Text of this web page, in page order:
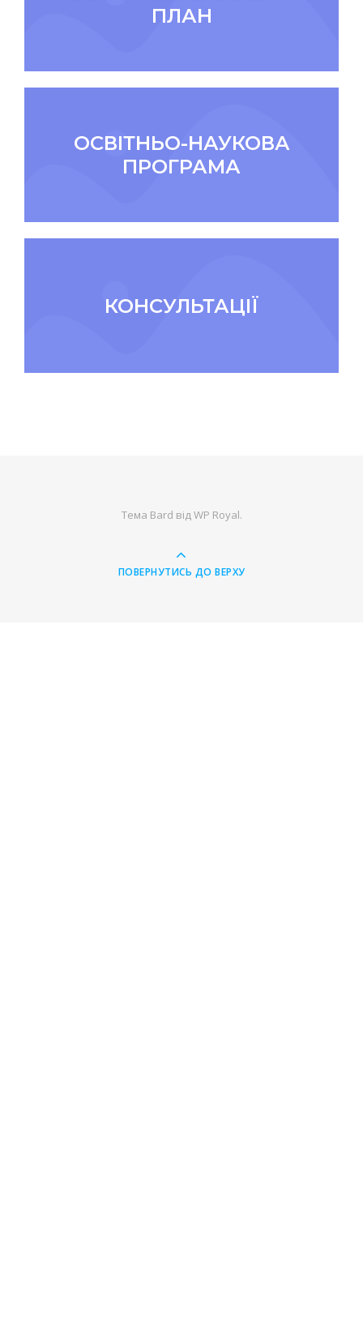
ПЛАН
ОСВІТНЬО-НАУКОВА
ПРОГРАМА
КОНСУЛЬТАЦІЇ
Тема Bard відWP Royal.
ПОВЕРНУТИСЬ ДО ВЕРХУ